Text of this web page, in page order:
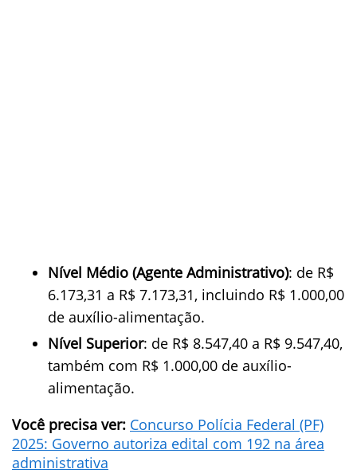
Nível Médio (Agente Administrativo): de R$
6.173,31 a R$ 7.173,31, incluindo R$ 1.000,00
de auxílio-alimentação.
Nível Superior: de R$ 8.547,40 a R$ 9.547,40,
também com R$ 1.000,00 de auxílio-
alimentação.
Você precisa ver: Concurso Polícia Federal (PF)
2025: Governo autoriza edital com 192 na área
administrativa